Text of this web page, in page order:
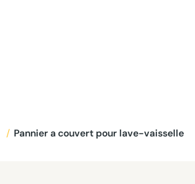
/ Pannier a couvert pour lave-vaisselle